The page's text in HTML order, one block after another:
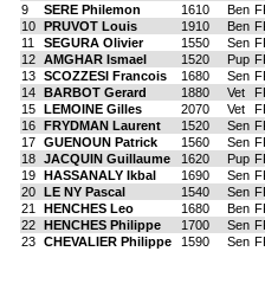
9
SERE Philemon 1610 Ben
10
PRUVOT Louis 1910 Ben
11
SEGURA Olivier 1550 Sen
12
AMGHAR Ismael 1520 Pup
13
SCOZZESI Francois 1680 Sen
14
BARBOT Gerard 1880 Vet
15
LEMOINE Gilles 2070 Vet
16
FRYDMAN Laurent 1520 Sen
17
GUENOUN Patrick 1560 Sen
18
JACQUIN Guillaume 1620 Pup
19
HASSANALY Ikbal 1690 Sen
20
LE NY Pascal 1540 Sen
21
HENCHES Leo 1680 Ben
22
HENCHES Philippe 1700 Sen
23
CHEVALIER Philippe 1590 Sen